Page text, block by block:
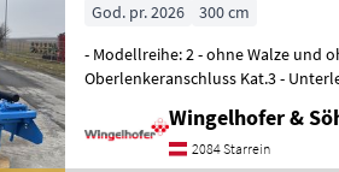
God. pr. 2026
300 cm
- Modellreihe: 2 - ohne Walze und
Oberlenkeranschluss Kat.3 -
Wingelhofer &
2084 Starrein